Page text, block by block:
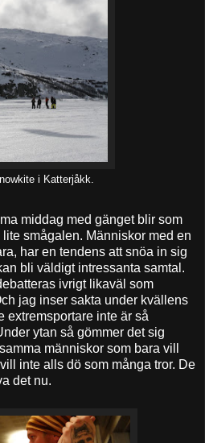
i Katterjåkk.
middag med gänget blir som
smågalen. Människor med en
har en tendens att snöa in sig
bli väldigt intressanta samtal.
ivrigt likaväl som
jag inser sakta under kvällens
extremsportare inte är så
ytan så gömmer det sig
människor som bara vill
inte alls dö som många tror. De
det nu.